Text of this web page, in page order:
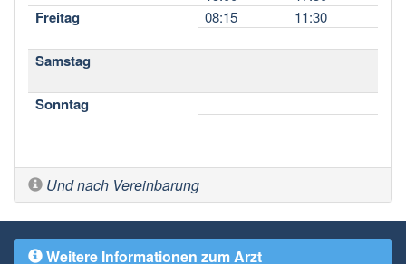
Freitag 08:15 11:30
Samstag
Sonntag
Und nach Vereinbarung
Weitere Informationen zum Arzt